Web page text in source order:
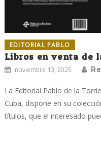
EDITORIAL PABLO
Libros en venta de
noviembre 13, 2025
La Editorial Pablo de la
Cuba, dispone en su
títulos, que el interesado